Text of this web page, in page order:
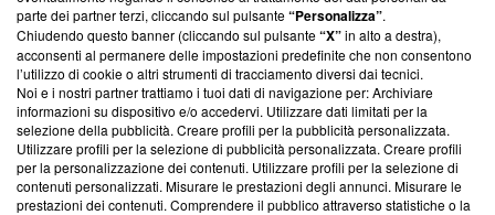
Su di noi
Team editoriale
Corporate
Redazione
Informativa Privacy
parte dei partner terzi, cliccando sul pulsante“Personalizza”.
Chiudendo questo banner (cliccando sul pulsante“X”in alto a destra),
acconsenti al permanere delle impostazioni predefinite che non consentono
l’utilizzo di cookie o altri strumenti di tracciamento diversi dai tecnici.
Noi e i nostri partner trattiamo i tuoi dati di navigazione per: Archiviare
informazioni su dispositivo e/o accedervi. Utilizzare dati limitati per la
selezione della pubblicità. Creare profili per la pubblicità personalizzata.
Utilizzare profili per la selezione di pubblicità personalizzata. Creare profili
per la personalizzazione dei contenuti. Utilizzare profili per la selezione di
contenuti personalizzati. Misurare le prestazioni degli annunci. Misurare le
prestazioni dei contenuti. Comprendere il pubblico attraverso statistiche o la